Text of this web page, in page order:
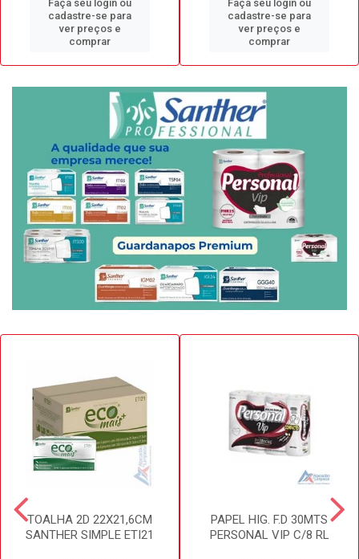
Faça seu login ou
cadastre-se para
ver preços e
comprar
Faça seu login ou
cadastre-se para
ver preços e
comprar
TOALHA 2D 22X21,6CM
SANTHER SIMPLE ETI21
PAPEL HIG. F.D 30MTS
PERSONAL VIP C/8 RL